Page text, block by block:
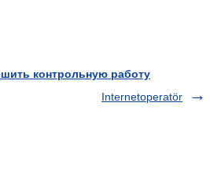
контрольную работу
Internetoperatör